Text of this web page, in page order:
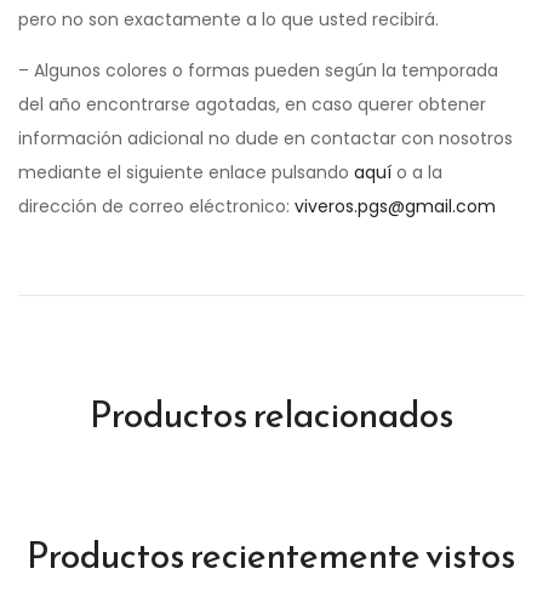
pero no son exactamente a lo que usted recibirá.
– Algunos colores o formas pueden según la temporada
del año encontrarse agotadas, en caso querer obtener
información adicional no dude en contactar con nosotros
mediante el siguiente enlace pulsando aquí o a la
dirección de correo eléctronico: viveros.pgs@gmail.com
Productos relacionados
Productos recientemente vistos